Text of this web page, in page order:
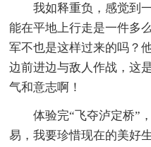
我如释重负，感觉到一
能在平地上行走是一件多
军不也是这样过来的吗？
边前进边与敌人作战，这
气和意志啊！
体验完“飞夺泸定桥”，
易，我要珍惜现在的美好